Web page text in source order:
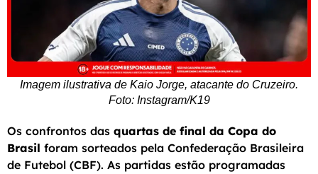
Imagem ilustrativa de Kaio Jorge, atacante do Cruzeiro.
Foto: Instagram/K19
Os confrontos das quartas de final da Copa do
Brasil foram sorteados pela Confederação Brasileira
de Futebol (CBF). As partidas estão programadas